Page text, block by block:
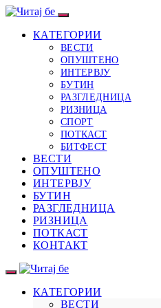
КАТЕГОРИИ
ВЕСТИ
ОПУШТЕНО
ИНТЕРВЈУ
БУТИН
РАЗГЛЕДНИЦА
РИЗНИЦА
СПОРТ
ПОТКАСТ
БИТФЕСТ
ВЕСТИ
ОПУШТЕНО
ИНТЕРВЈУ
БУТИН
РАЗГЛЕДНИЦА
РИЗНИЦА
ПОТКАСТ
КОНТАКТ
КАТЕГОРИИ
ВЕСТИ